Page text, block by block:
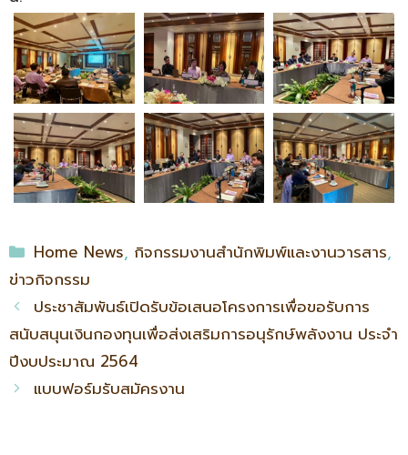
Home News, กิจกรรมงานสำนักพิมพ์และงานวารสาร,
ข่าวกิจกรรม
ประชาสัมพันธ์เปิดรับข้อเสนอโครงการเพื่อขอรับการ
สนับสนุนเงินกองทุนเพื่อส่งเสริมการอนุรักษ์พลังงาน ประจำ
ปีงบประมาณ 2564
แบบฟอร์มรับสมัครงาน